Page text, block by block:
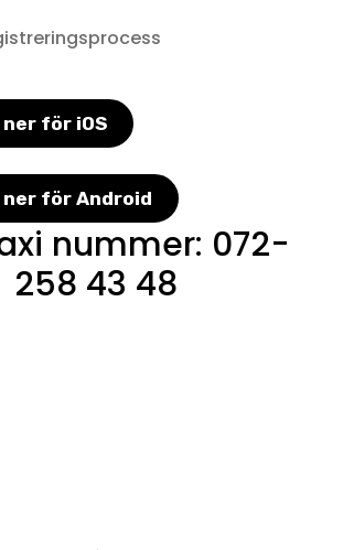
för iOS
ner för Android
nummer: 072-
258 43 48